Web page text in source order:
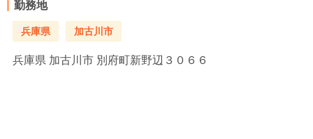
勤務地
兵庫県 加古川市
兵庫県 加古川市 別府町新野辺３０６６